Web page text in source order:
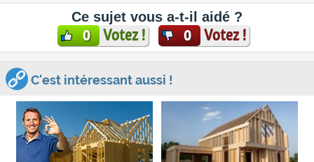
Ce sujet vous a-t-il aidé ?
0 Votez ! 0 Votez !
C'est intéressant aussi !